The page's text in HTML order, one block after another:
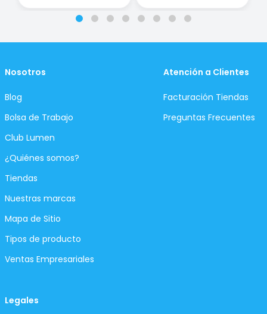
Nosotros
Blog
Bolsa de Trabajo
Club Lumen
¿Quiénes somos?
Tiendas
Nuestras marcas
Mapa de Sitio
Tipos de producto
Ventas Empresariales
Atención a Clientes
Facturación Tiendas
Preguntas Frecuentes
Legales